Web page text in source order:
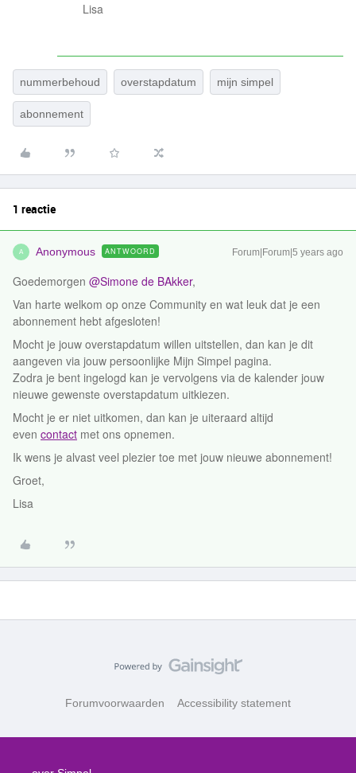
Lisa
nummerbehoud overstapdatum mijn simpel
abonnement
1 reactie
A Anonymous ANTWOORD Forum|Forum|5 years ago
Goedemorgen @Simone de BAkker,
Van harte welkom op onze Community en wat leuk dat je een
abonnement hebt afgesloten!
Mocht je jouw overstapdatum willen uitstellen, dan kan je dit
aangeven via jouw persoonlijke Mijn Simpel pagina.
Zodra je bent ingelogd kan je vervolgens via de kalender jouw
nieuwe gewenste overstapdatum uitkiezen.
Mocht je er niet uitkomen, dan kan je uiteraard altijd
even contact met ons opnemen.
Ik wens je alvast veel plezier toe met jouw nieuwe abonnement!
Groet,
Lisa
Forumvoorwaarden Accessibility statement